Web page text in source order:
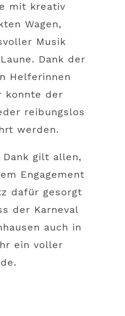
mit kreativ
Wagen,
Musik
Dank der
Helferinnen
konnte der
reibungslos
werden.
Dank gilt allen,
Engagement
dafür gesorgt
der Karneval
auch in
ein voller